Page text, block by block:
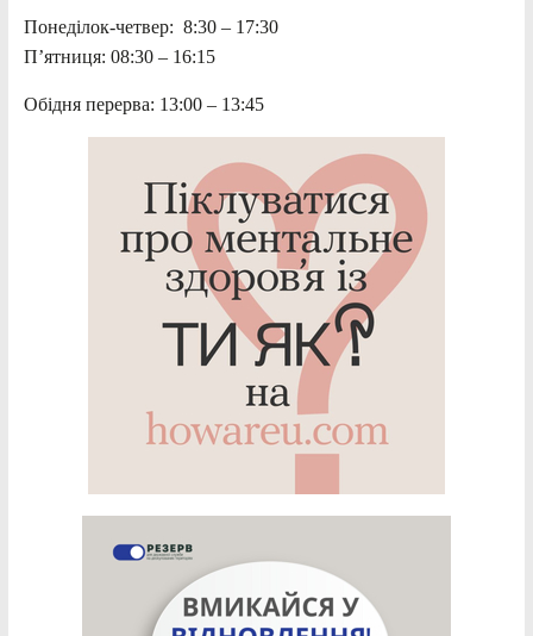
Понеділок-четвер: 8:30 – 17:30
П’ятниця: 08:30 – 16:15
Обідня перерва: 13:00 – 13:45